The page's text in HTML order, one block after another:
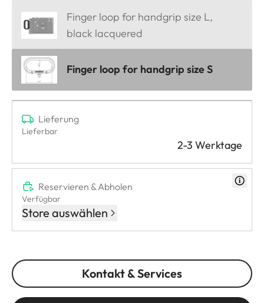
Finger loop for handgrip size L,
black lacquered
Finger loop for handgrip size S
Lieferung
Lieferbar
2-3 Werktage
Reservieren & Abholen
Verfügbar
Store auswählen
Kontakt & Services